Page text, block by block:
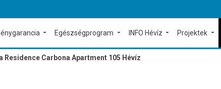
Egészségprogram INFO Hévíz Projektek
Residence Carbona Apartment 105 Hévíz